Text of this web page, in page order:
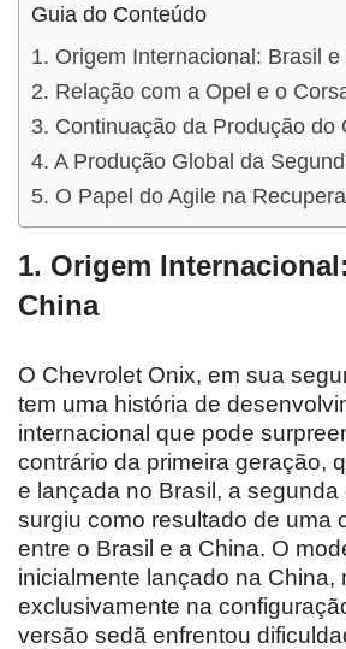
Guia do Conteúdo
1. Origem Internacional: Brasil e
2. Relação com a Opel e o
3. Continuação da Produção do
4. A Produção Global da
5. O Papel do Agile na
1. Origem
China
O Chevrolet Onix, em sua
tem uma história de
internacional que pode
contrário da primeira geração,
e lançada no Brasil, a
surgiu como resultado de uma
entre o Brasil e a China. O
inicialmente lançado na China,
exclusivamente na
versão sedã enfrentou